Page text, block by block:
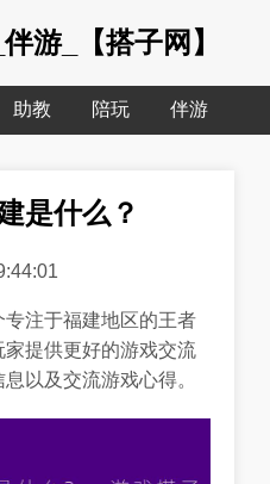
游_【搭子网】
助教 陪玩 伴游
是什么？
注于福建地区的王者
提供更好的游戏交流
以及交流游戏心得。